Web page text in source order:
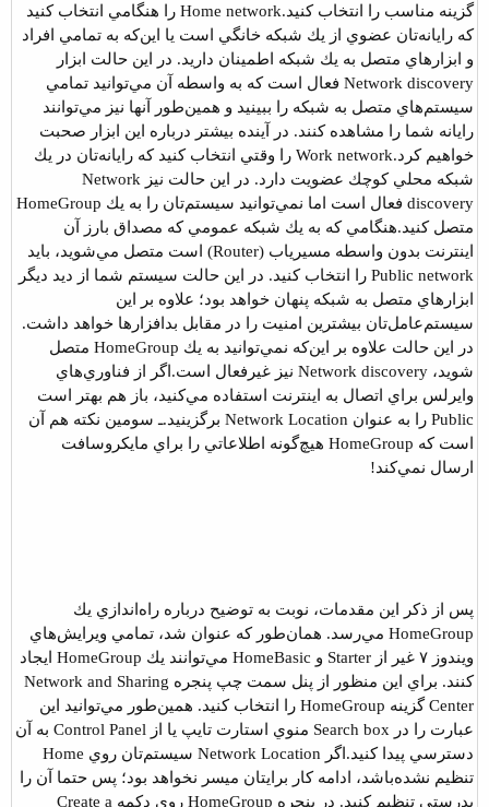
گزينه مناسب را انتخاب كنيد.
Home network را هنگامي انتخاب كنيد
كه رايانه‌تان عضوي از يك شبكه خانگي است يا اين‌كه به تمامي افراد
و ابزارهاي متصل به يك شبكه اطمينان داريد. در اين حالت ابزار
Network discovery فعال است كه به واسطه آن مي‌توانيد تمامي
سيستم‌هاي متصل به شبكه را ببينيد و همين‌طور آنها نيز مي‌توانند
رايانه شما را مشاهده كنند. در آينده بيشتر درباره اين ابزار صحبت
خواهيم كرد.
Work network را وقتي انتخاب كنيد كه رايانه‌تان در يك
شبكه محلي كوچك عضويت دارد. در اين حالت نيز Network
discovery فعال است اما نمي‌توانيد سيستم‌تان را به يك HomeGroup
متصل كنيد.هنگامي كه به يك شبكه عمومي كه مصداق بارز آن
اينترنت بدون واسطه مسيرياب (Router) است متصل مي‌شويد، ‌بايد
Public network را انتخاب كنيد. در اين حالت سيستم شما از ديد ديگر
ابزارهاي متصل به شبكه پنهان خواهد بود؛ علاوه بر اين
سيستم‌عامل‌تان بيشترين امنيت را در مقابل بدافزارها خواهد داشت.
در اين حالت علاوه بر اين‌كه نمي‌توانيد به يك HomeGroup متصل
شويد، Network discovery نيز غيرفعال است.
اگر از فناوري‌هاي
وايرلس براي اتصال به اينترنت استفاده مي‌كنيد، باز هم بهتر است
Public را به عنوان Network Location برگزينيد.
ـ سومين نكته هم آن
است كه HomeGroup هيچ‌گونه اطلاعاتي را براي مايكروسافت
ارسال نمي‌كند!
پس از ذكر اين مقدمات، نوبت به توضيح درباره راه‌اندازي يك
HomeGroup مي‌رسد. همان‌طور كه عنوان شد، تمامي ويرايش‌هاي
ويندوز ۷ غير از Starter و HomeBasic مي‌توانند يك HomeGroup ايجاد
كنند. براي اين منظور از پنل سمت چپ پنجره Network and Sharing
Center گزينه HomeGroup را انتخاب كنيد. همين‌طور مي‌توانيد اين
عبارت را در Search box منوي استارت تايپ يا از Control Panel به آن
دسترسي پيدا كنيد.
اگر Network Location سيستم‌تان روي Home
تنظيم نشده‌باشد، ادامه كار برايتان ميسر نخواهد بود؛ پس حتما آن را
بدرستي تنظيم كنيد. در پنجره HomeGroup روي دكمه Create a